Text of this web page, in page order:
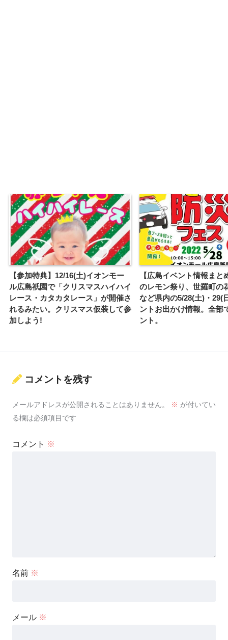
【参加特典】12/16(土)イオンモー
ル広島祇園で「クリスマスハイハイ
レース・カタカタレース」が開催さ
れるみたい。クリスマス仮装して参
加しよう!
【広島イベント情報まと
のレモン祭り、世羅町の
など県内の5/28(土)・29(
ントお出かけ情報。全部
ント。
コメントを残す
メールアドレスが公開されることはありません。 ※ が付いてい
る欄は必須項目です
コメント ※
名前 ※
メール ※